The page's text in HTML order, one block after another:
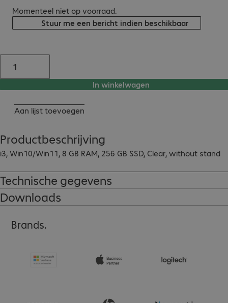
Momenteel niet op voorraad.
Stuur me een bericht indien beschikbaar
In winkelwagen
Aan lijst toevoegen
Productbeschrijving
i3, Win10/Win11, 8 GB RAM, 256 GB SSD, Clear, without stand
Technische gegevens
Downloads
Brands.